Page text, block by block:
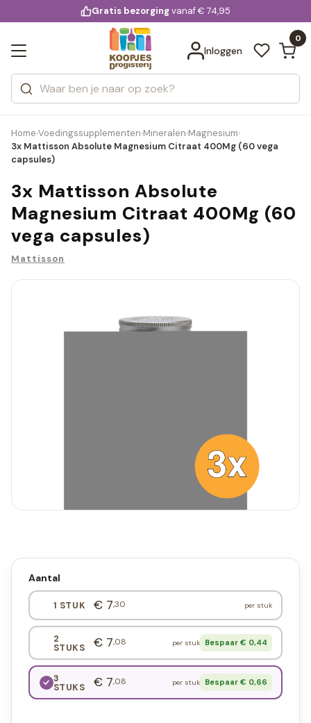
voor 20:00 uur besteld
Gratis bezorgingvanaf € 74,95
Inloggen
0
Zoeken
Categorieën
Merken
Bekijk alle resultaten
Home›Voedingssupplementen›Mineralen›Magnesium›
3x Mattisson Absolute Magnesium Citraat 400Mg (60 vega
capsules)
3x Mattisson Absolute
Magnesium Citraat 400Mg (60
vega capsules)
Mattisson
Aantal
1 STUK € 7,30 per stuk
2
STUKS € 7,08 per stuk Bespaar € 0,44
3
STUKS € 7,08 per stuk Bespaar € 0,66